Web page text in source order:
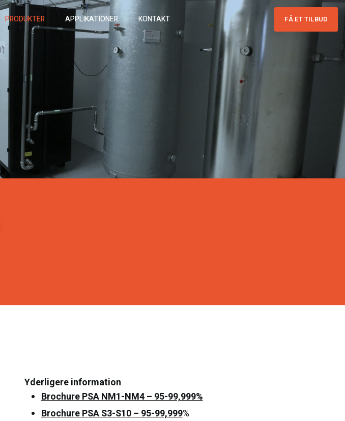
PRODUKTER APPLIKATIONER KONTAKT FÅ ET TILBUD​
Yderligere information​
Brochure PSA NM1-NM4 – 95-99,999%
Brochure PSA S3-S10 – 95-99,999%